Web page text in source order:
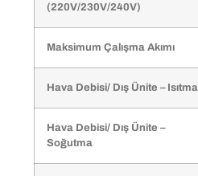
(220V/230V/240V)
Maksimum Çalışma Akımı
Hava Debisi/ Dış Ünite – Isıtma
Hava Debisi/ Dış Ünite –
Soğutma